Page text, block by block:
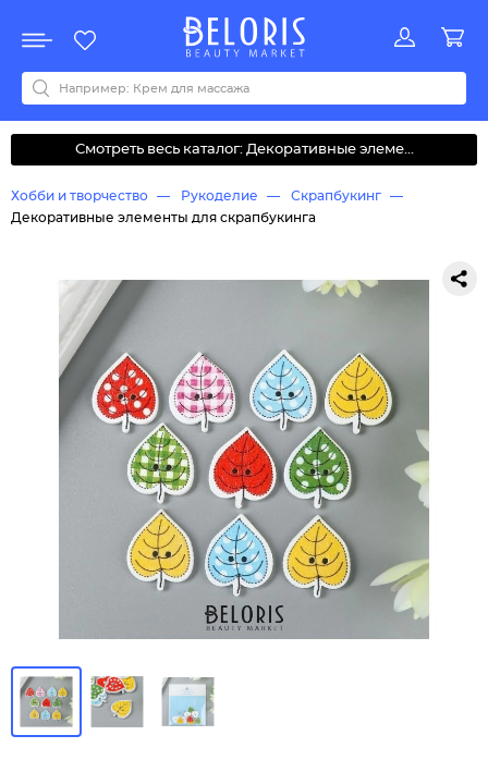
Акции
Все бренды
0-9ABCDEFGHIJKLMNOPQRSTUVWYZАБВДЗИМОКЛНПРСТУФ
Смотреть весь каталог: Декоративные элеме...
Хобби и творчество Рукоделие
Скрапбукинг
Декоративные элементы для скрапбукинга